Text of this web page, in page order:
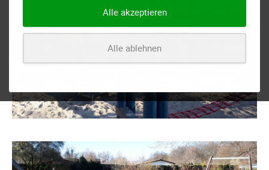
Alle akzeptieren
Alle ablehnen